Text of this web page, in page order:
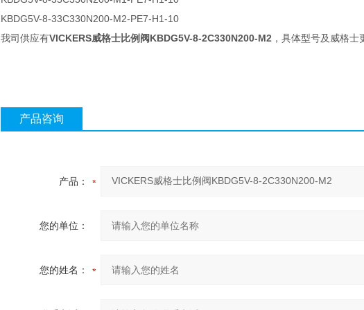
KBDG5V-8-33C330N200-M2-PE7-H1-10
我司供应有VICKERS威格士比例阀KBDG5V-8-2C330N200-M2 ，具体型号及威格士
产品咨询
产品：
您的单位：
您的姓名：